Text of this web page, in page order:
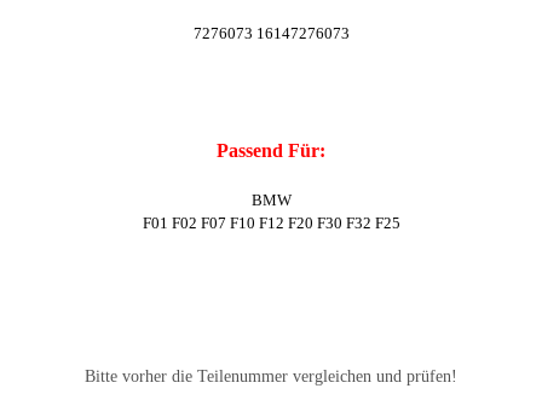
7276073 16147276073
Passend Für:
BMW
F01 F02 F07 F10 F12 F20 F30 F32 F25
Bitte vorher die Teilenummer vergleichen und prüfen!